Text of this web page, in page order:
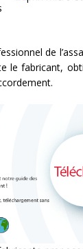
de
le fabricant,